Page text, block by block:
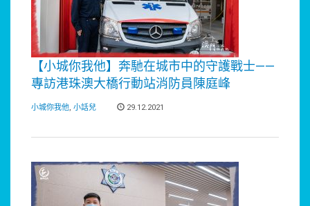
【小城你我他】奔馳在城市中的守護戰士——
專訪港珠澳大橋行動站消防員陳庭峰
小城你我他, 小話兒 29.12.2021